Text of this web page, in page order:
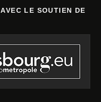
AVEC LE SOUTIEN DE